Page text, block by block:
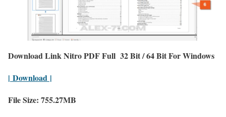
Download Link Nitro PDF Full 32 Bit / 64 Bit For Windows
| Download |
File Size: 755.27MB